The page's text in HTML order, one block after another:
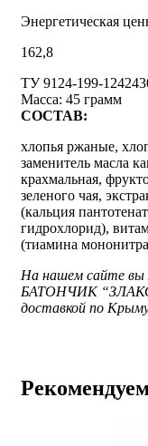
Энергетическая
162,8
ТУ 9124-199-
Масса: 45 грамм
СОСТАВ:
хлопья ржаные,
заменитель масла
крахмальная,
зеленого чая,
(кальция
гидрохлорид),
(тиамина
На нашем сайте вы
БАТОНЧИК
доставкой по